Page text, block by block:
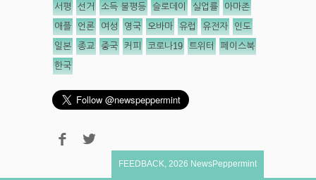
서평 선거 소득 불평등 슬로데이 실업률 아마존
애플 언론 여성 영국 오바마 유럽 유전자 인도
일본 종교 중국 커피 코로나19 트위터 페이스북
한국
FEEDBACK 2026 NewsPeppermint